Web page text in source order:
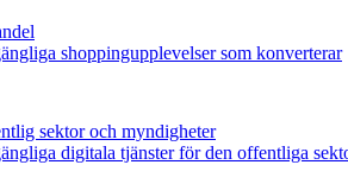
shoppingupplevelser som konverterar
sektor och myndigheter
digitala tjänster för den offentliga